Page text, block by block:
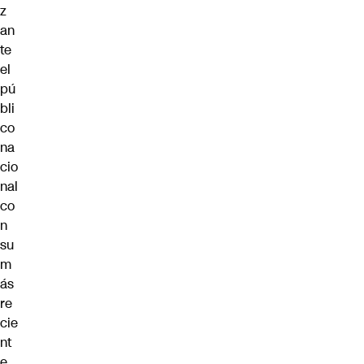
z
an
te
el
pú
bli
co
na
cio
nal
co
n
su
m
ás
re
cie
nt